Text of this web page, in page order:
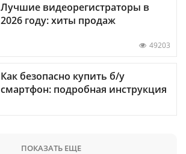
Лучшие видеорегистраторы в
2026 году: хиты продаж
49203
Как безопасно купить б/у
смартфон: подробная инструкция
ПОКАЗАТЬ ЕЩЕ